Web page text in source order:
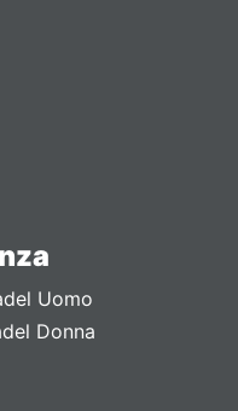
Uomo
Donna